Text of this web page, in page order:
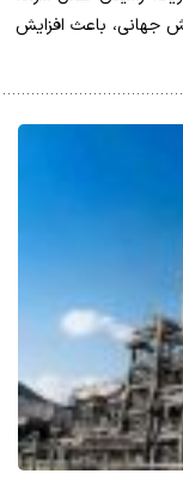
جهانی، باعث افزایش